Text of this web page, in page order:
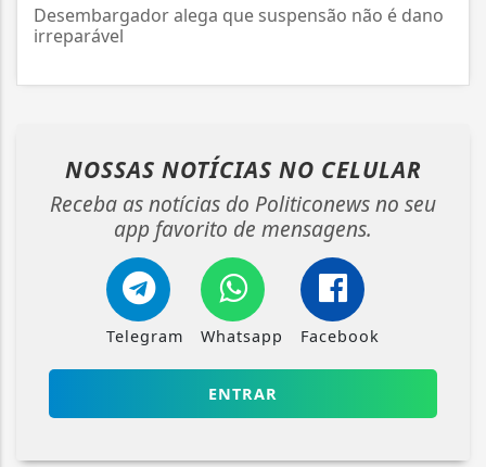
Desembargador alega que suspensão não é dano
irreparável
NOSSAS NOTÍCIAS NO CELULAR
Receba as notícias do Politiconews no seu
app favorito de mensagens.
Telegram Whatsapp Facebook
ENTRAR